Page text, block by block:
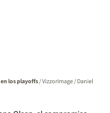
los playoffs/ VizzorImage / Daniel